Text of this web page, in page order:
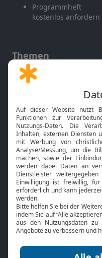
Programmheft
kostenlos anfordern
Themen
Gott und Bibel erklärt
Neuigkeiten
Bibel TV
Über uns
Jobs
Mediadaten